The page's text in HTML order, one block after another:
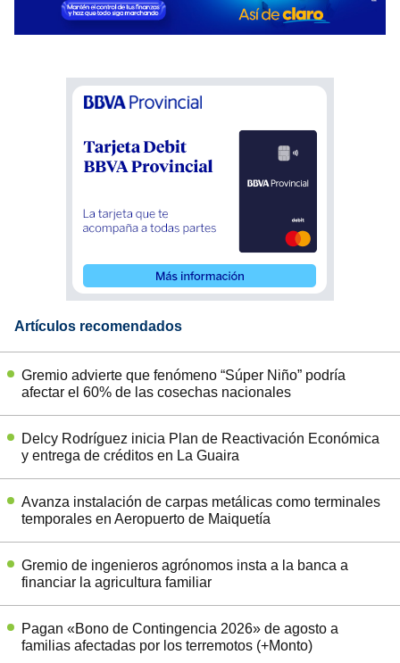
Artículos recomendados
Gremio advierte que fenómeno “Súper Niño” podría
afectar el 60% de las cosechas nacionales
Delcy Rodríguez inicia Plan de Reactivación Económica
y entrega de créditos en La Guaira
Avanza instalación de carpas metálicas como terminales
temporales en Aeropuerto de Maiquetía
Gremio de ingenieros agrónomos insta a la banca a
financiar la agricultura familiar
Pagan «Bono de Contingencia 2026» de agosto a
familias afectadas por los terremotos (+Monto)